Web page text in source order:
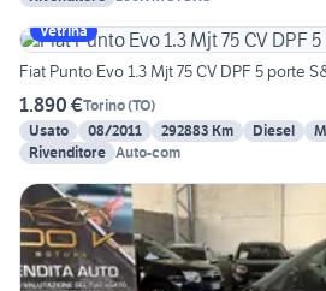
Vetrina
Fiat Punto Evo 1.3 Mjt 75 CV DPF 5 porte
1.890 €Torino(TO)
Usato
08/2011 292883 Km Diesel
Rivenditore Auto-com